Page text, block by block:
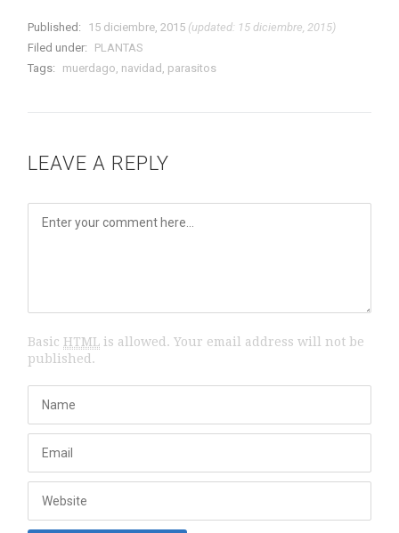
Published: 15 diciembre, 2015 (updated: 15 diciembre, 2015)
Filed under:
PLANTAS
Tags:
muerdago, navidad , parasitos
LEAVE A REPLY
BasicHTML is allowed. Your email address will not be
published.